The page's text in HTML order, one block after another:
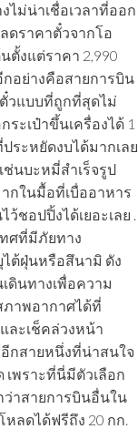
ไม่น่าเชื่อเวลาที่ออก
ดราคาตั๋วจากโอ
ตั้งแต่ราคา 2,990
อย่างคือสายการบิน
วแบบที่ถูกที่สุดไม่
ะเป๋าขึ้นเครื่องได้ 1
ระหยัดงบได้มากเลย
ช่นบะหมี่สำเร็จรูป
กในมื้อที่เบื่ออาหาร
ชอปปิ้งได้เยอะเลย .
ศที่มีภัยทาง
ต้ฝุ่นหรือสึนามิ ดัง
นทางเพื่อความ
ภาพอากาศได้ที่
ละเช็คล่วงหน้า
กสายหนึ่งที่น่าสนใจ
เพราะที่นี่มีตัวเลือก
ว่าสายการบินอื่นใน
ลดได้ฟรีถึง 20 กก.